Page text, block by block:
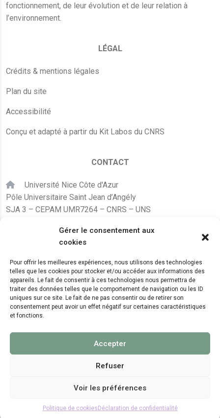
Gérer le consentement aux
cookies
Pour offrir les meilleures expériences, nous utilisons des technologies
telles que les cookies pour stocker et/ou accéder aux informations des
appareils. Le fait de consentir à ces technologies nous permettra de
traiter des données telles que le comportement de navigation ou les ID
uniques sur ce site. Le fait de ne pas consentir ou de retirer son
consentement peut avoir un effet négatif sur certaines caractéristiques
et fonctions.
Accepter
Refuser
Voir les préférences
Politique de cookies Déclaration de confidentialité
fonctionnement, de leur évolution et de leur relation à
l’environnement.
LÉGAL
Crédits & mentions légales
Plan du site
Accessibilité
Conçu et adapté à partir du Kit Labos du CNRS
CONTACT
Université Nice Côte d'Azur
Pôle Universitaire Saint Jean d’Angély
SJA 3 – CEPAM UMR7264 – CNRS – UNS
+33 (0)4 89 15 24 08
LE CEPAM EST HÉBERGÉ PAR
© 2024 Copyright:CEPAM UMR7264, CNRS, CNRS